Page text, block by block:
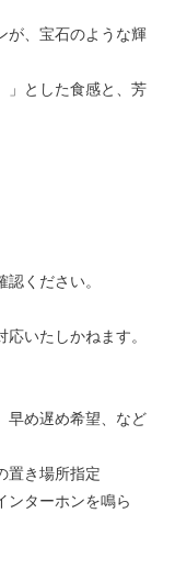
が、宝石のような輝
」とした食感と、芳
ください。
いたしかねます。
早め遅め希望、など
置き場所指定
ンターホンを鳴ら